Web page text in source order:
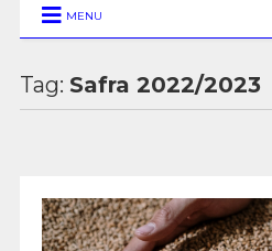
MENU
Tag: Safra 2022/2023